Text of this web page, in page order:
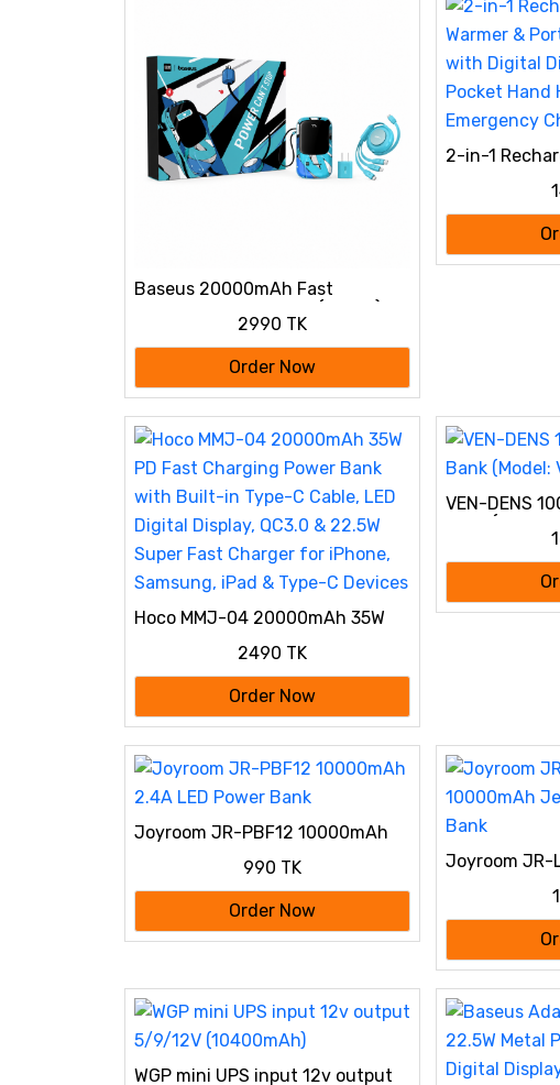
Baseus 20000mAh Fast
Charging Power Bank (22.5W)
Combo Set | Built-in Cable with
20W PD Adapter & 100W 3-in-1
2990 TK
Order Now
2-in-1
with Digital
Pocket Hand
Emergency
Hoco MMJ-04 20000mAh 35W
with Built-in Type-C Cable, LED
Digital Display, QC3.0 & 22.5W
Super Fast Charger for iPhone,
Samsung, iPad & Type-C Devices
2490 TK
Order Now
VEN-DENS
Bank (Model:
Joyroom JR-PBF12 10000mAh
990 TK
Order Now
Joyroom JR-
WGP mini UPS input 12v output